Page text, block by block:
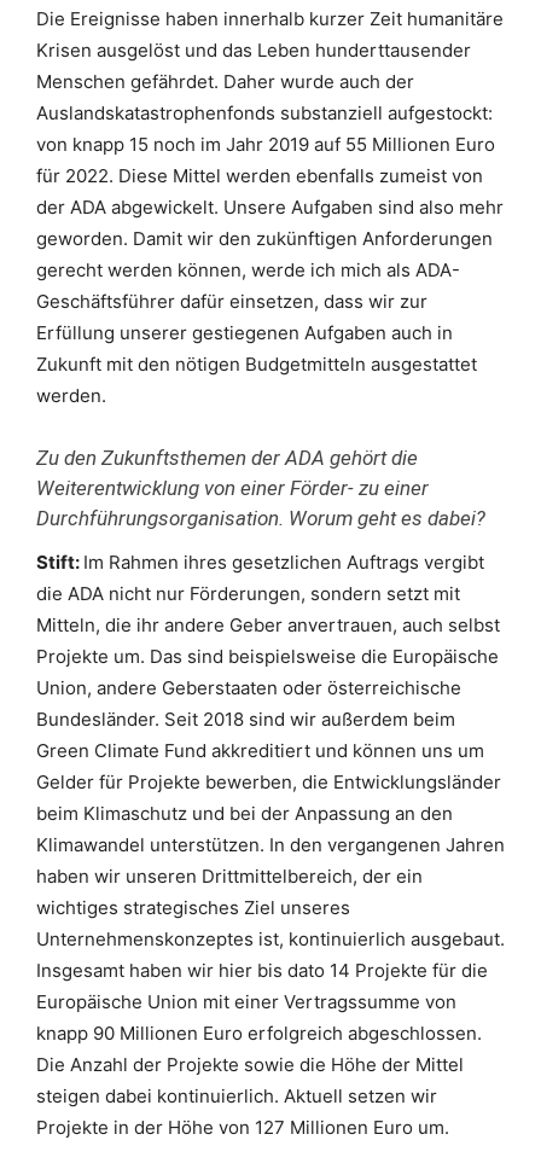
Die Ereignisse haben innerhalb kurzer Zeit humanitäre
Krisen ausgelöst und das Leben hunderttausender
Menschen gefährdet. Daher wurde auch der
Auslandskatastrophenfonds substanziell aufgestockt:
von knapp 15 noch im Jahr 2019 auf 55 Millionen Euro
für 2022. Diese Mittel werden ebenfalls zumeist von
der ADA abgewickelt. Unsere Aufgaben sind also mehr
geworden. Damit wir den zukünftigen Anforderungen
gerecht werden können, werde ich mich als ADA-
Geschäftsführer dafür einsetzen, dass wir zur
Erfüllung unserer gestiegenen Aufgaben auch in
Zukunft mit den nötigen Budgetmitteln ausgestattet
werden.
Zu den Zukunftsthemen der ADA gehört die
Weiterentwicklung von einer Förder- zu einer
Durchführungsorganisation. Worum geht es dabei?
Stift: Im Rahmen ihres gesetzlichen Auftrags vergibt
die ADA nicht nur Förderungen, sondern setzt mit
Mitteln, die ihr andere Geber anvertrauen, auch selbst
Projekte um. Das sind beispielsweise die Europäische
Union, andere Geberstaaten oder österreichische
Bundesländer. Seit 2018 sind wir außerdem beim
Green Climate Fund akkreditiert und können uns um
Gelder für Projekte bewerben, die Entwicklungsländer
beim Klimaschutz und bei der Anpassung an den
Klimawandel unterstützen. In den vergangenen Jahren
haben wir unseren Drittmittelbereich, der ein
wichtiges strategisches Ziel unseres
Unternehmenskonzeptes ist, kontinuierlich ausgebaut.
Insgesamt haben wir hier bis dato 14 Projekte für die
Europäische Union mit einer Vertragssumme von
knapp 90 Millionen Euro erfolgreich abgeschlossen.
Die Anzahl der Projekte sowie die Höhe der Mittel
steigen dabei kontinuierlich. Aktuell setzen wir
Projekte in der Höhe von 127 Millionen Euro um.